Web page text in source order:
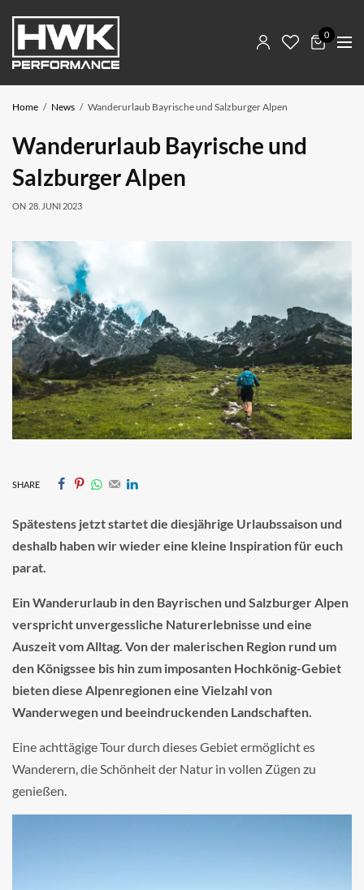
0
Home News Wanderurlaub Bayrische und Salzburger Alpen
Wanderurlaub Bayrische und
Salzburger Alpen
ON 28. JUNI 2023
SHARE
Spätestens jetzt startet die diesjährige Urlaubssaison und
deshalb haben wir wieder eine kleine Inspiration für euch
parat.
Ein Wanderurlaub in den Bayrischen und Salzburger Alpen
verspricht unvergessliche Naturerlebnisse und eine
Auszeit vom Alltag. Von der malerischen Region rund um
den Königssee bis hin zum imposanten Hochkönig-Gebiet
bieten diese Alpenregionen eine Vielzahl von
Wanderwegen und beeindruckenden Landschaften.
Eine achttägige Tour durch dieses Gebiet ermöglicht es
Wanderern, die Schönheit der Natur in vollen Zügen zu
genießen.